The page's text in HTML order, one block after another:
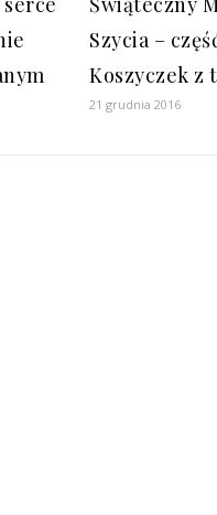
Szycia –
Koszyczek z
21 grudnia 2016